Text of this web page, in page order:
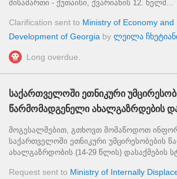
მისამართი - ქუთაისი, ქვარიანის 12. ხელმ...
Clarification sent to Ministry of Economy and
Development of Georgia by ლეილა
Long overdue.
საქართველოში ეთნიკური
წარმომადგენელი ახალგაზრდების
მოგესალმებით, გთხოვთ მომაწოდოთ
საქართველოში ეთნიკური უმცირესობების
ახალგაზრდობის (14-29 წლის) დასაქმების
Request sent to Ministry of Internally